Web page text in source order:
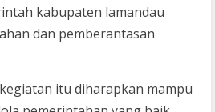
kabupaten lamandau
dan pemberantasan
itu diharapkan mampu